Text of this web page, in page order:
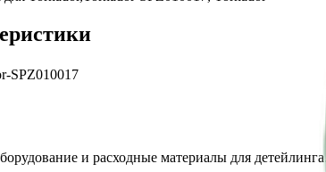
SPZ010017
и расходные материалы для детейлинга.